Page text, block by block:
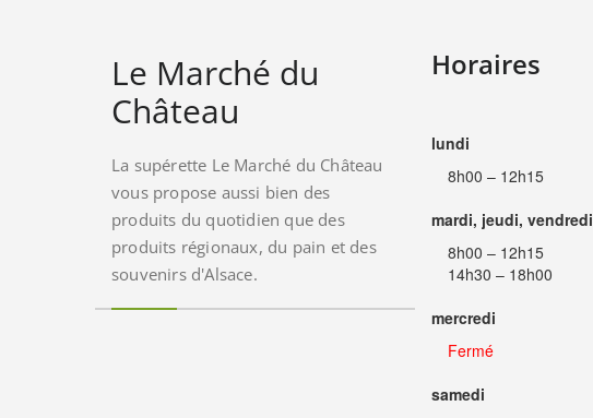
Le Marché du
Château
La supérette Le Marché du Château
vous propose aussi bien des
produits du quotidien que des
produits régionaux, du pain et des
souvenirs d'Alsace.
Horaires
lundi
8h00 – 12h15
mardi, jeudi, vendredi
8h00 – 12h15
14h30 – 18h00
mercredi
Fermé
samedi